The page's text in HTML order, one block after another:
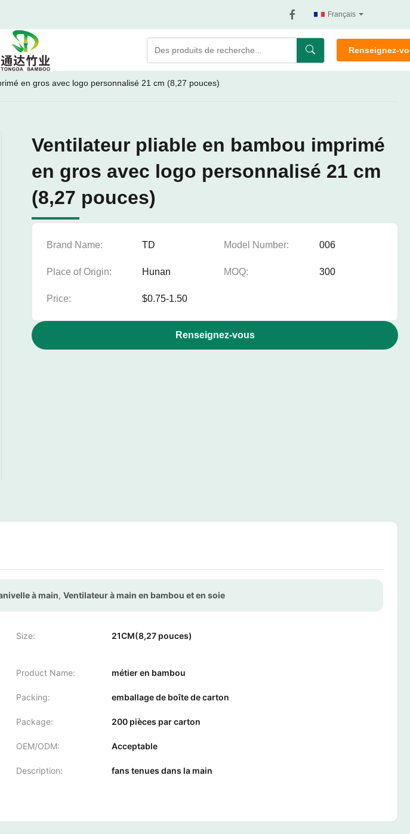
Français
Renseignez-
en gros avec logo personnalisé 21 cm (8,27 pouces)
Ventilateur pliable en bambou imprimé
en gros avec logo personnalisé 21 cm
(8,27 pouces)
Brand Name: TD Model Number: 006
Place of Origin: Hunan MOQ: 300
Price: $0.75-1.50
Renseignez-vous
à main, Ventilateur à main en bambou et en soie
Size: 21CM(8,27 pouces)
Product Name: métier en bambou
Packing: emballage de boîte de carton
Package: 200 pièces par carton
OEM/ODM: Acceptable
Description: fans tenues dans la main